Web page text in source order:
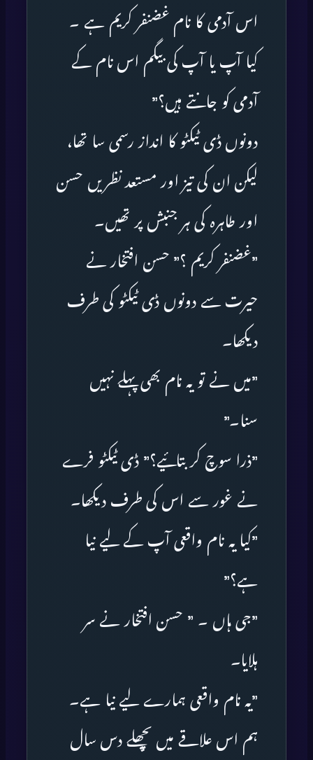
اس آدمی کا نام غضنفر کریم ہے ۔
کیا آپ یا آپ کی بیگم اس نام کے
آدمی کو جانتے ہیں؟”
دونوں ڈی ٹیکٹو کا انداز رسمی سا تھا،
لیکن ان کی تیز اور مستعد نظریں حسن
اور طاہرہ کی ہر جنبش پر تھیں۔
”غضنفر کریم ؟” حسن افتخار نے
حیرت سے دونوں ڈی ٹیکٹو کی طرف
دیکھا۔
”میں نے تو یہ نام بھی پہلے نہیں
سنا۔”
”ذرا سوچ کر بتائیے؟” ڈی ٹیکٹو فرے
نے غور سے اس کی طرف دیکھا۔
”کیا یہ نام واقعی آپ کے لیے نیا
ہے؟”
”جی ہاں ۔ ” حسن افتخار نے سر
ہلایا۔
”یہ نام واقعی ہمارے لیے نیا ہے۔
ہم اس علاقے میں پچھلے دس سال